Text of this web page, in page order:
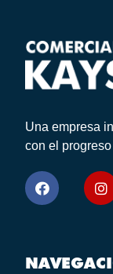
Una empresa
con el